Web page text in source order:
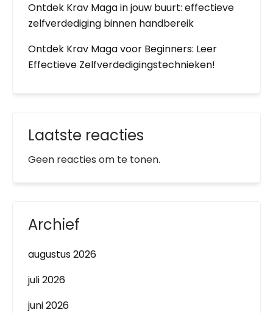
Ontdek Krav Maga in jouw buurt: effectieve
zelfverdediging binnen handbereik
Ontdek Krav Maga voor Beginners: Leer
Effectieve Zelfverdedigingstechnieken!
Laatste reacties
Geen reacties om te tonen.
Archief
augustus 2026
juli 2026
juni 2026